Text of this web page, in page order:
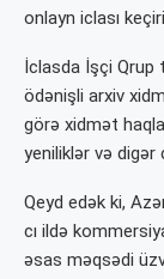
onlayn iclası
İclasda İşçi Qrup
ödənişli arxiv
görə xidmət
yeniliklər və digər
Qeyd edək ki,
cı ildə
əsas məqsədi